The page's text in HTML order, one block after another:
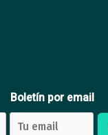
Boletín por email